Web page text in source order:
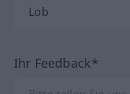
Ihr Feedback*